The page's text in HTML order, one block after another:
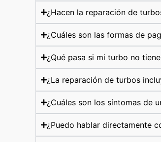
¿Hacen la reparación de
¿Cuáles son las formas de
¿Qué pasa si mi turbo no
¿La reparación de turbos
¿Cuáles son los síntomas de
¿Puedo hablar directamente